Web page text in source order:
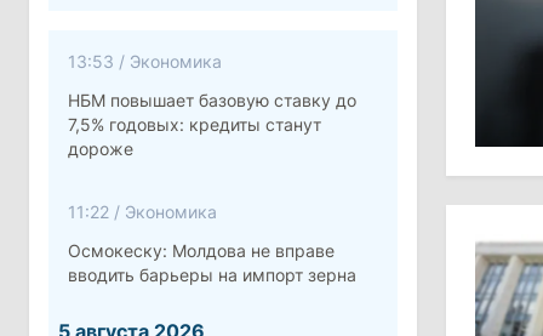
13:53 / Экономика
НБМ повышает базовую ставку до
7,5% годовых: кредиты станут
дороже
11:22 / Экономика
Осмокеску: Молдова не вправе
вводить барьеры на импорт зерна
5 августа 2026